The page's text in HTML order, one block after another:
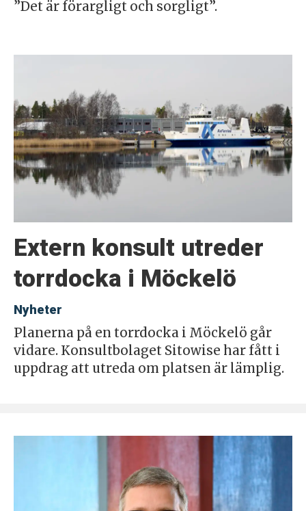
”Det är förargligt och sorgligt”.
Extern konsult utreder
torrdocka i Möckelö
Nyheter
Planerna på en torrdocka i Möckelö går
vidare. Konsultbolaget Sitowise har fått i
uppdrag att utreda om platsen är lämplig.